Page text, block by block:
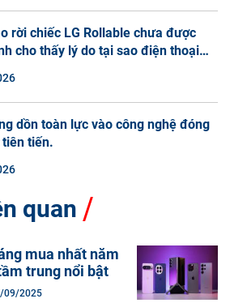
rời chiếc LG Rollable chưa được
cho thấy lý do tại sao điện thoại
dồn toàn lực vào công nghệ đóng
tiến.
quan
mua nhất năm
trung nổi bật
09/2025